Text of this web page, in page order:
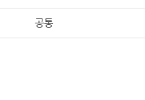
공통